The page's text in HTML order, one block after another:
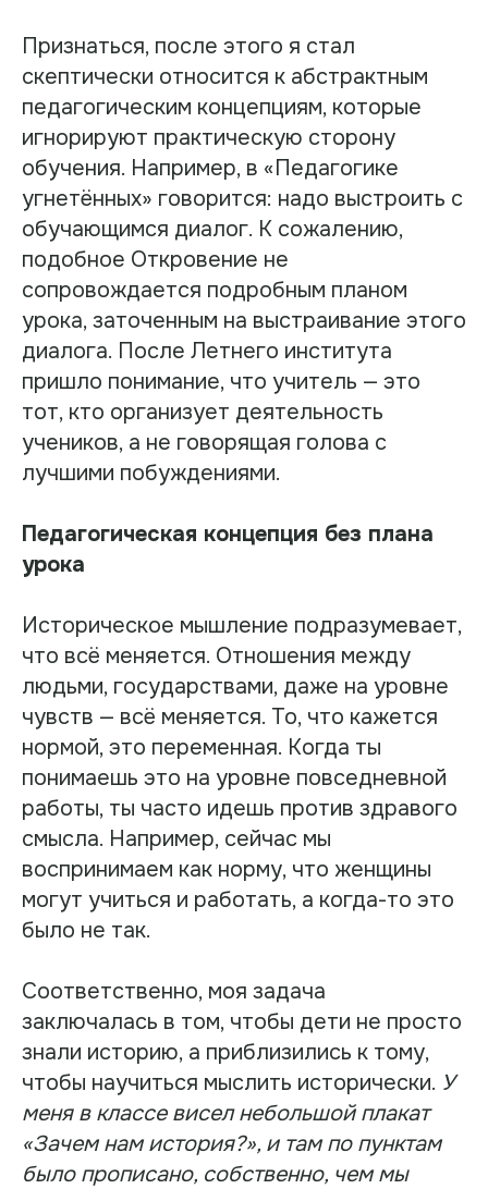
Признаться, после этого я стал
скептически относится к абстрактным
педагогическим концепциям, которые
игнорируют практическую сторону
обучения. Например, в «Педагогике
угнетённых» говорится: надо выстроить с
обучающимся диалог. К сожалению,
подобное Откровение не
сопровождается подробным планом
урока, заточенным на выстраивание этого
диалога. После Летнего института
пришло понимание, что учитель — это
тот, кто организует деятельность
учеников, а не говорящая голова с
лучшими побуждениями.
Педагогическая концепция без плана
урока
Историческое мышление подразумевает,
что всё меняется. Отношения между
людьми, государствами, даже на уровне
чувств — всё меняется. То, что кажется
нормой, это переменная. Когда ты
понимаешь это на уровне повседневной
работы, ты часто идешь против здравого
смысла. Например, сейчас мы
воспринимаем как норму, что женщины
могут учиться и работать, а когда-то это
было не так.
Соответственно, моя задача
заключалась в том, чтобы дети не просто
знали историю, а приблизились к тому,
чтобы научиться мыслить исторически. У
меня в классе висел небольшой плакат
«Зачем нам история?», и там по пунктам
было прописано, собственно, чем мы